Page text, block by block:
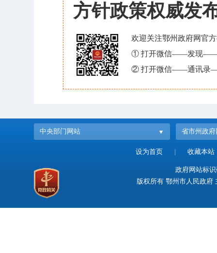
方针政策权威发
欢迎关注鄂州政府网官
① 打开微信——发现——
② 打开微信——通讯录
中央部门网站 省市州政府
设为首页 收藏本站
政府网站标
版权所有 鄂州市人民政府